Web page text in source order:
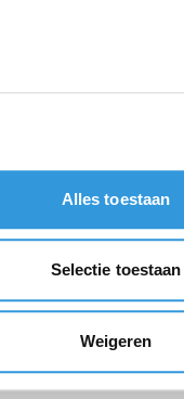
Alles toestaan
Selectie toestaan
Weigeren